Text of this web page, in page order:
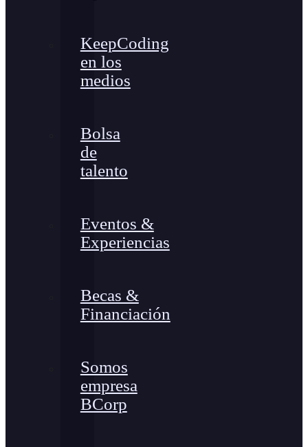
KeepCoding
en los
medios
Bolsa
de
talento
Eventos &
Experiencias
Becas &
Financiación
Somos
empresa
BCorp